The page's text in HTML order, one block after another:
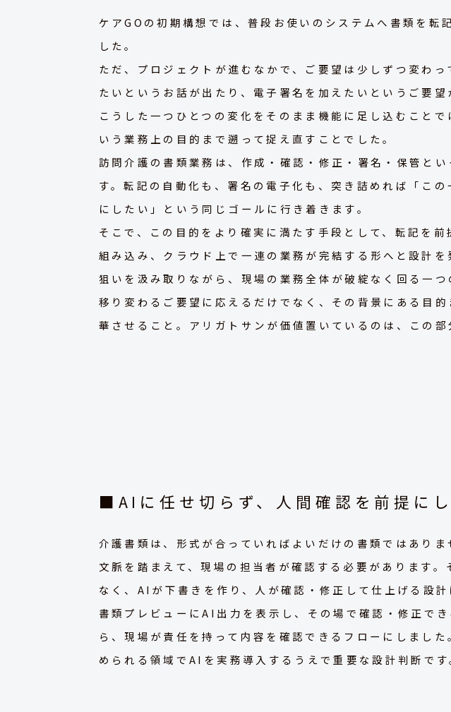
ケアGOの初期構想では、普段お使いのシステムへ書類を転
した。
ただ、プロジェクトが進むなかで、ご要望は少しずつ変わ
たいというお話が出たり、電子署名を加えたいというご要
こうした一つひとつの変化をそのまま機能に足し込むこと
いう業務上の目的まで遡って捉え直すことでした。
訪問介護の書類業務は、作成・確認・修正・署名・保管と
す。転記の自動化も、署名の電子化も、突き詰めれば「こ
にしたい」という同じゴールに行き着きます。
そこで、この目的をより確実に満たす手段として、転記を
組み込み、クラウド上で一連の業務が完結する形へと設計
狙いを汲み取りながら、現場の業務全体が破綻なく回る一つ
移り変わるご要望に応えるだけでなく、その背景にある目
華させること。アリガトサンが価値置いているのは、この部
■AIに任せ切らず、人間確認を前提に
介護書類は、形式が合っていればよいだけの書類ではあり
文脈を踏まえて、現場の担当者が確認する必要があります
なく、AIが下書きを作り、人が確認・修正して仕上げる設計
書類プレビューにAI出力を表示し、その場で確認・修正で
ら、現場が責任を持って内容を確認できるフローにしまし
められる領域でAIを実務導入するうえで重要な設計判断です